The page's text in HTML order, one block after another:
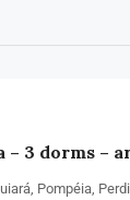
– 3 dorms –
Pompéia,